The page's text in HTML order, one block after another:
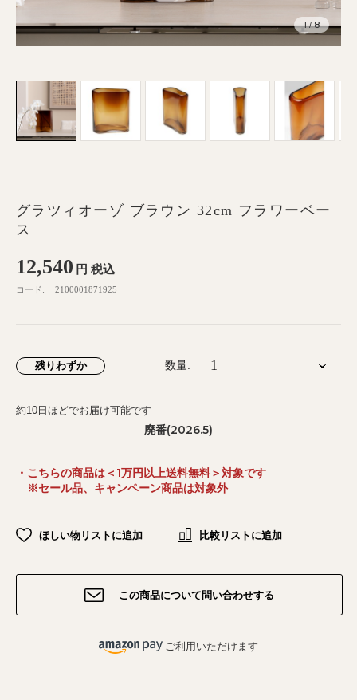
1/8
グラツィオーゾ ブラウン 32cm フラワーベー
ス
12,540 円 税込
コード: 2100001871925
残りわずか 数量:
約10日ほどでお届け可能です
廃番(2026.5)
・こちらの商品は＜1万円以上送料無料＞対象です
※セール品、キャンペーン商品は対象外
ほしい物リストに追加 比較リストに追加
この商品について問い合わせする
ご利用いただけます